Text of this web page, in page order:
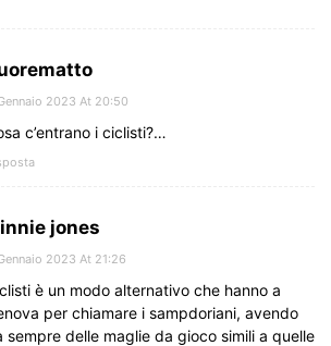
2023 At 20:50
c’entrano i ciclisti?…
jones
2023 At 21:26
è un modo alternativo che hanno a
per chiamare i sampdoriani, avendo
sempre delle maglie da gioco simili a quelle